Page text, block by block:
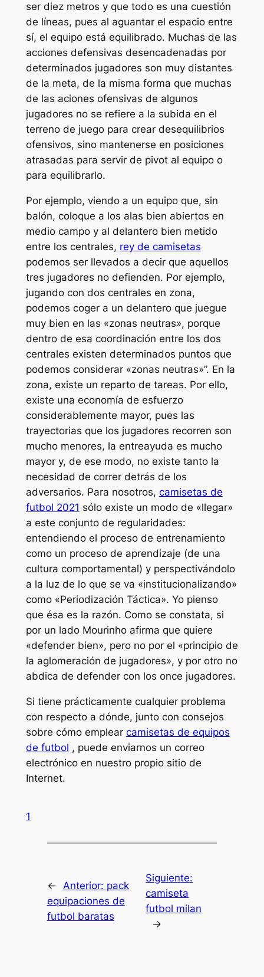
ser diez metros y que todo es una cuestión
de líneas, pues al aguantar el espacio entre
sí, el equipo está equilibrado. Muchas de las
acciones defensivas desencadenadas por
determinados jugadores son muy distantes
de la meta, de la misma forma que muchas
de las aciones ofensivas de algunos
jugadores no se refiere a la subida en el
terreno de juego para crear desequilibrios
ofensivos, sino mantenerse en posiciones
atrasadas para servir de pivot al equipo o
para equilibrarlo.
Por ejemplo, viendo a un equipo que, sin
balón, coloque a los alas bien abiertos en
medio campo y al delantero bien metido
entre los centrales, rey de camisetas
podemos ser llevados a decir que aquellos
tres jugadores no defienden. Por ejemplo,
jugando con dos centrales en zona,
podemos coger a un delantero que juegue
muy bien en las «zonas neutras», porque
dentro de esa coordinación entre los dos
centrales existen determinados puntos que
podemos considerar «zonas neutras»”. En la
zona, existe un reparto de tareas. Por ello,
existe una economía de esfuerzo
considerablemente mayor, pues las
trayectorias que los jugadores recorren son
mucho menores, la entreayuda es mucho
mayor y, de ese modo, no existe tanto la
necesidad de correr detrás de los
adversarios. Para nosotros, camisetas de
futbol 2021 sólo existe un modo de «llegar»
a este conjunto de regularidades:
entendiendo el proceso de entrenamiento
como un proceso de aprendizaje (de una
cultura comportamental) y perspectivándolo
a la luz de lo que se va «institucionalizando»
como «Periodización Táctica». Yo pienso
que ésa es la razón. Como se constata, si
por un lado Mourinho afirma que quiere
«defender bien», pero no por el «principio de
la aglomeración de jugadores», y por otro no
abdica de defender con los once jugadores.
Si tiene prácticamente cualquier problema
con respecto a dónde, junto con consejos
sobre cómo emplear camisetas de equipos
de futbol , puede enviarnos un correo
electrónico en nuestro propio sitio de
Internet.
1
← Anterior: pack
equipaciones de
futbol baratas
Siguiente:
camiseta
futbol milan
→